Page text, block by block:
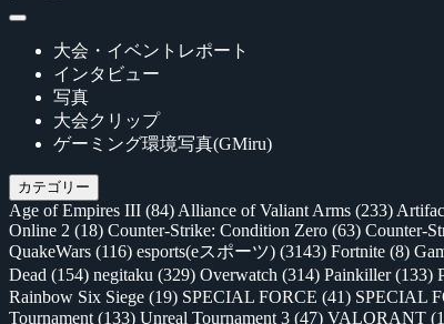
大会・イベントレポート
インタビュー
写真
大会クリップ
ゲーミング環境写真(GMiru)
カテゴリー
Age of Empires III (84) Alliance of Valiant Arms (233)
Online 2 (18) Counter-Strike: Condition Zero (63) Counter-
QuakeWars (116) esports(eスポーツ) (3143) Fortnite (8)
Dead (154) negitaku (329) Overwatch (314) Painkiller(133)
Rainbow Six Siege (19) SPECIAL FORCE (41) SPECIAL
Tournament (133) Unreal Tournament 3 (47) VALORANT